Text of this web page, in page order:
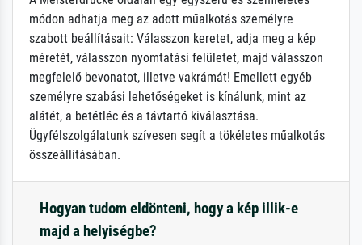
módon adhatja meg az adott műalkotás személyre
szabott beállításait: Válasszon keretet, adja meg a kép
méretét, válasszon nyomtatási felületet, majd válasszon
megfelelő bevonatot, illetve vakrámát! Emellett egyéb
személyre szabási lehetőségeket is kínálunk, mint az
alátét, a betétléc és a távtartó kiválasztása.
Ügyfélszolgálatunk szívesen segít a tökéletes műalkotás
összeállításában.
Hogyan tudom eldönteni, hogy a kép illik-e
majd a helyiségbe?